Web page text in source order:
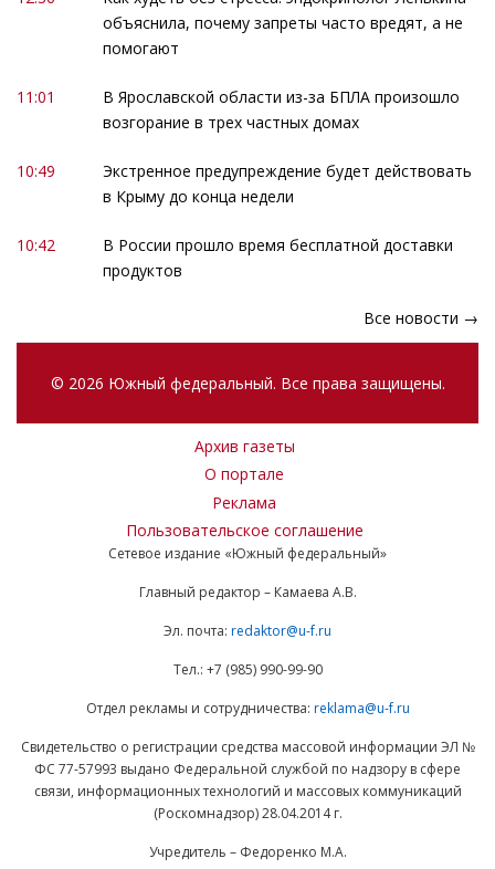
объяснила, почему запреты часто вредят, а не
помогают
11:01
В Ярославской области из-за БПЛА произошло
возгорание в трех частных домах
10:49
Экстренное предупреждение будет действовать
в Крыму до конца недели
10:42
В России прошло время бесплатной доставки
продуктов
Все новости →
© 2026 Южный федеральный. Все права защищены.
Архив газеты
О портале
Реклама
Пользовательское соглашение
Сетевое издание «Южный федеральный»
Главный редактор – Камаева А.В.
Эл. почта: redaktor@u-f.ru
Тел.: +7 (985) 990-99-90
Отдел рекламы и сотрудничества: reklama@u-f.ru
Свидетельство о регистрации средства массовой информации ЭЛ №
ФС 77-57993 выдано Федеральной службой по надзору в сфере
связи, информационных технологий и массовых коммуникаций
(Роскомнадзор) 28.04.2014 г.
Учредитель – Федоренко М.А.